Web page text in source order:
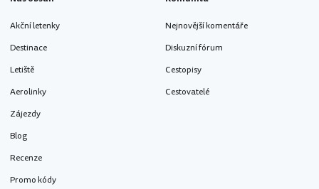
Akční letenky
Destinace
Letiště
Aerolinky
Zájezdy
Blog
Recenze
Promo kódy
Nejnovější komentáře
Diskuzní fórum
Cestopisy
Cestovatelé